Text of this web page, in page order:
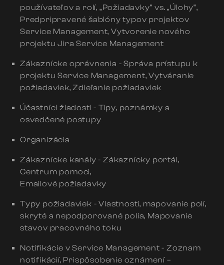
používateľov a rolí, „Požiadavky“ vs. „Úlohy“,
Predpripravené šablóny typov projektov
Service Management, Vytvorenie nového
projektu Jira Service Management
Zákaznícke oprávnenia - Správa prístupu k
projektu Service Management, Vytváranie
požiadaviek, Zdieľanie požiadaviek
Účastníci žiadosti - Tipy, poznámky a
osvedčené postupy
Organizácia
Zákaznícke kanály - Zákaznícky portál,
Centrum pomoci,
Emailové požiadavky
Typy požiadaviek - Vlastnosti, mapovanie polí,
skryté a nepodporované polia, Mapovanie
stavov pracovného toku
Notifikácie v Service Management - Zoznam
notifikácií, Prispôsobenie oznámení –